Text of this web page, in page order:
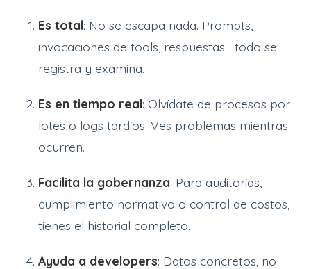
Es total: No se escapa nada. Prompts,
invocaciones de tools, respuestas... todo se
registra y examina.
Es en tiempo real: Olvídate de procesos por
lotes o logs tardíos. Ves problemas mientras
ocurren.
Facilita la gobernanza: Para auditorías,
cumplimiento normativo o control de costos,
tienes el historial completo.
Ayuda a developers: Datos concretos, no